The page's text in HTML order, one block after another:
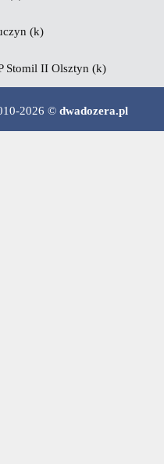
(k)
Stomil II Olsztyn (k)
2026 © dwadozera.pl